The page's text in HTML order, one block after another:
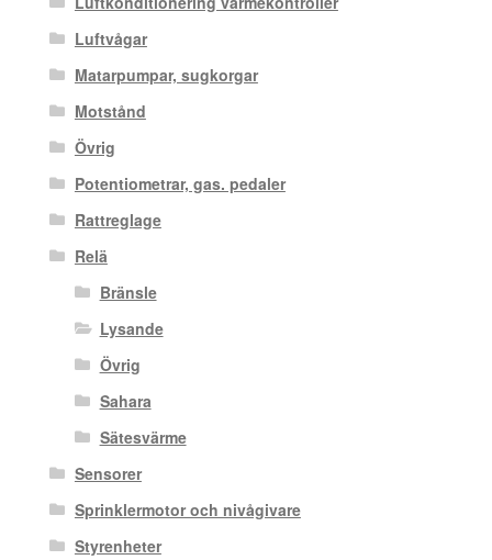
Luftvågar
Matarpumpar, sugkorgar
Motstånd
Övrig
Potentiometrar, gas. pedaler
Rattreglage
Relä
Bränsle
Lysande
Övrig
Sahara
Sätesvärme
Sensorer
Sprinklermotor och nivågivare
Styrenheter